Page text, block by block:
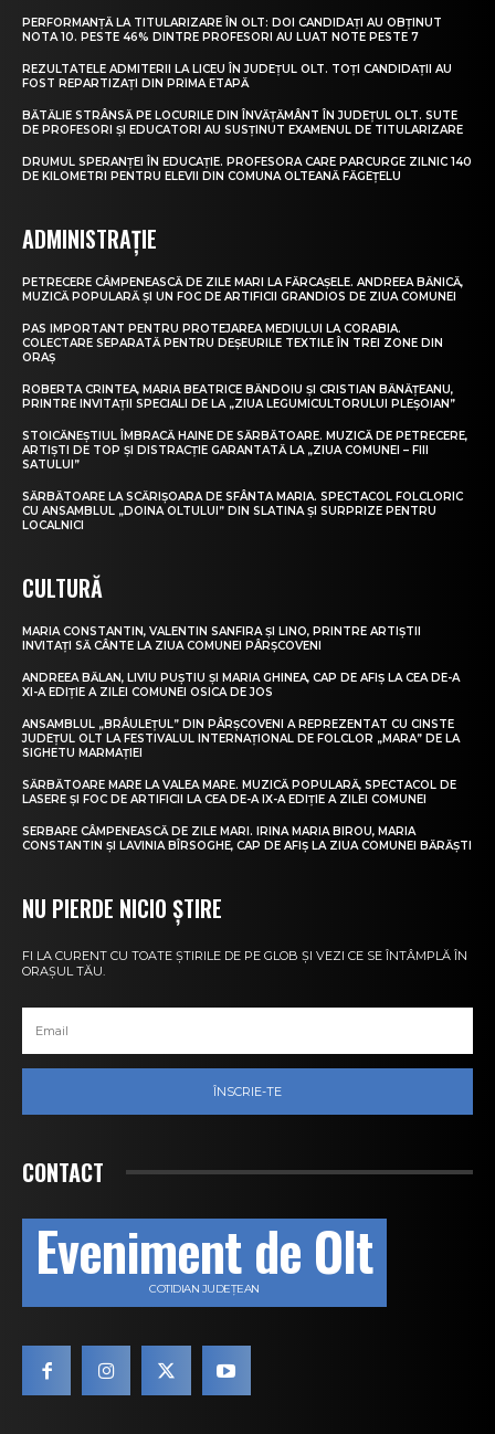
PERFORMANȚĂ LA TITULARIZARE ÎN OLT: DOI CANDIDAȚI AU OBȚINUT
NOTA 10. PESTE 46% DINTRE PROFESORI AU LUAT NOTE PESTE 7
REZULTATELE ADMITERII LA LICEU ÎN JUDEȚUL OLT. TOȚI CANDIDAȚII AU
FOST REPARTIZAȚI DIN PRIMA ETAPĂ
BĂTĂLIE STRÂNSĂ PE LOCURILE DIN ÎNVĂȚĂMÂNT ÎN JUDEȚUL OLT. SUTE
DE PROFESORI ȘI EDUCATORI AU SUSȚINUT EXAMENUL DE TITULARIZARE
DRUMUL SPERANȚEI ÎN EDUCAȚIE. PROFESORA CARE PARCURGE ZILNIC 140
DE KILOMETRI PENTRU ELEVII DIN COMUNA OLTEANĂ FĂGEȚELU
ADMINISTRAȚIE
PETRECERE CÂMPENEASCĂ DE ZILE MARI LA FĂRCAȘELE. ANDREEA BĂNICĂ,
MUZICĂ POPULARĂ ȘI UN FOC DE ARTIFICII GRANDIOS DE ZIUA COMUNEI
PAS IMPORTANT PENTRU PROTEJAREA MEDIULUI LA CORABIA.
COLECTARE SEPARATĂ PENTRU DEȘEURILE TEXTILE ÎN TREI ZONE DIN
ORAȘ
ROBERTA CRINTEA, MARIA BEATRICE BĂNDOIU ȘI CRISTIAN BĂNĂȚEANU,
PRINTRE INVITAȚII SPECIALI DE LA „ZIUA LEGUMICULTORULUI PLEȘOIAN”
STOICĂNEȘTIUL ÎMBRACĂ HAINE DE SĂRBĂTOARE. MUZICĂ DE PETRECERE,
ARTIȘTI DE TOP ȘI DISTRACȚIE GARANTATĂ LA „ZIUA COMUNEI – FIII
SATULUI”
SĂRBĂTOARE LA SCĂRIȘOARA DE SFÂNTA MARIA. SPECTACOL FOLCLORIC
CU ANSAMBLUL „DOINA OLTULUI” DIN SLATINA ȘI SURPRIZE PENTRU
LOCALNICI
CULTURĂ
MARIA CONSTANTIN, VALENTIN SANFIRA ȘI LINO, PRINTRE ARTIȘTII
INVITAȚI SĂ CÂNTE LA ZIUA COMUNEI PÂRȘCOVENI
ANDREEA BĂLAN, LIVIU PUȘTIU ȘI MARIA GHINEA, CAP DE AFIȘ LA CEA DE-A
XI-A EDIȚIE A ZILEI COMUNEI OSICA DE JOS
ANSAMBLUL „BRÂULEȚUL” DIN PÂRȘCOVENI A REPREZENTAT CU CINSTE
JUDEȚUL OLT LA FESTIVALUL INTERNAȚIONAL DE FOLCLOR „MARA” DE LA
SIGHETU MARMAȚIEI
SĂRBĂTOARE MARE LA VALEA MARE. MUZICĂ POPULARĂ, SPECTACOL DE
LASERE ȘI FOC DE ARTIFICII LA CEA DE-A IX-A EDIȚIE A ZILEI COMUNEI
SERBARE CÂMPENEASCĂ DE ZILE MARI. IRINA MARIA BIROU, MARIA
CONSTANTIN ȘI LAVINIA BÎRSOGHE, CAP DE AFIȘ LA ZIUA COMUNEI BĂRĂȘTI
NU PIERDE NICIO ȘTIRE
FI LA CURENT CU TOATE ȘTIRILE DE PE GLOB ȘI VEZI CE SE ÎNTÂMPLĂ ÎN
ORAȘUL TĂU.
ÎNSCRIE-TE
CONTACT
Eveniment de Olt
COTIDIAN JUDEȚEAN